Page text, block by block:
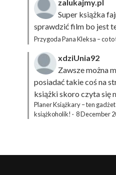
zalukajmy.pl
Super książka
sprawdzić film bo jest
Przygoda Pana Kleksa – co
xdziUnia92
Zawsze można
posiadać takie coś na
książki skoro czyta się
Planer Książkary – ten
książkoholik! · 8 December